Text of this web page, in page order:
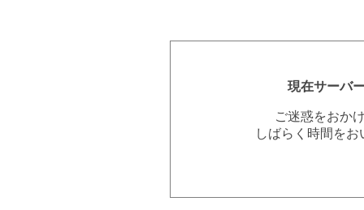
現在サーバ
ご迷惑をおか
しばらく時間を